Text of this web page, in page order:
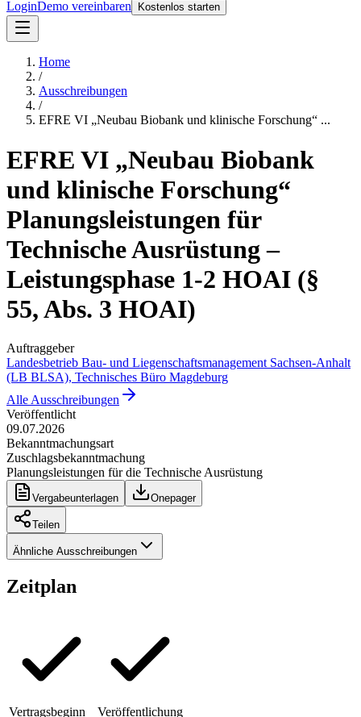
LoginDemo vereinbaren Kostenlos starten
Home
/
Ausschreibungen
/
EFRE VI „Neubau Biobank und klinische Forschung“ ...
EFRE VI „Neubau Biobank
und klinische Forschung“
Planungsleistungen für
Technische Ausrüstung –
Leistungsphase 1-2 HOAI (§
55, Abs. 3 HOAI)
Auftraggeber
Landesbetrieb Bau- und Liegenschaftsmanagement Sachsen-Anhalt
(LB BLSA), Technisches Büro Magdeburg
Alle Ausschreibungen
Veröffentlicht
09.07.2026
Bekanntmachungsart
Zuschlagsbekanntmachung
Planungsleistungen für die Technische Ausrüstung
Vergabeunterlagen Onepager
Teilen
Ähnliche Ausschreibungen
Zeitplan
Vertragsbeginn
Veröffentlichung